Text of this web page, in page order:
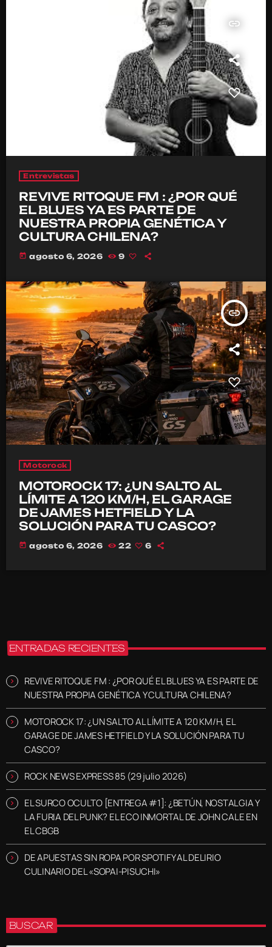
insert_link
Entrevistas
REVIVE RITOQUE FM : ¿POR QUÉ
EL BLUES YA ES PARTE DE
NUESTRA PROPIA GENÉTICA Y
CULTURA CHILENA?
today agosto 6, 2026 9
insert_link
Motorock
MOTOROCK 17: ¿UN SALTO AL
LÍMITE A 120 KM/H, EL GARAGE
DE JAMES HETFIELD Y LA
SOLUCIÓN PARA TU CASCO?
today agosto 6, 2026 22 6
ENTRADAS RECIENTES
REVIVE RITOQUE FM : ¿POR QUÉ EL BLUES YA ES PARTE DE
NUESTRA PROPIA GENÉTICA Y CULTURA CHILENA?
MOTOROCK 17: ¿UN SALTO AL LÍMITE A 120 KM/H, EL
GARAGE DE JAMES HETFIELD Y LA SOLUCIÓN PARA TU
CASCO?
ROCK NEWS EXPRESS 85 (29 julio 2026)
EL SURCO OCULTO [ENTREGA #1]: ¿BETÚN, NOSTALGIA Y
LA FURIA DEL PUNK? EL ECO INMORTAL DE JOHN CALE EN
EL CBGB
DE APUESTAS SIN ROPA POR SPOTIFY AL DELIRIO
CULINARIO DEL «SOPAI-PISUCHI»
BUSCAR